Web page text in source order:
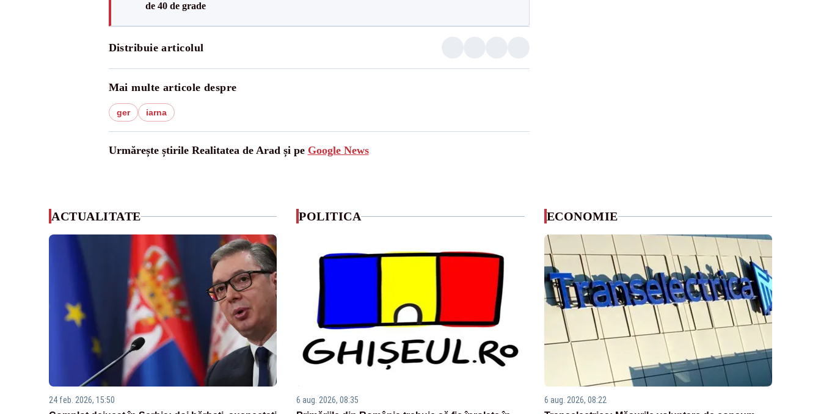
de 40 de grade
Distribuie articolul
Mai multe articole despre
ger iarna
Urmărește știrile Realitatea de Arad și pe Google News
ACTUALITATE
24 feb. 2026, 15:50
POLITICA
6 aug. 2026, 08:35
ECONOMIE
6 aug. 2026, 08:22